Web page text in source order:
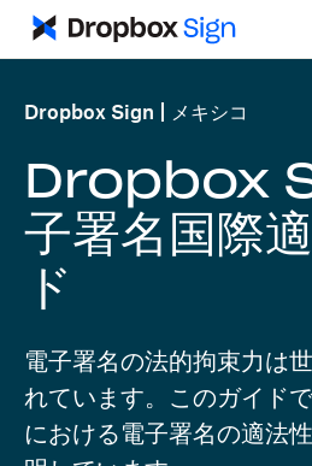
Dropbox Sign メキシコ
Dropbox
子署名国際
ド
電子署名の法的拘束力は
れています。このガイド
における電子署名の適法